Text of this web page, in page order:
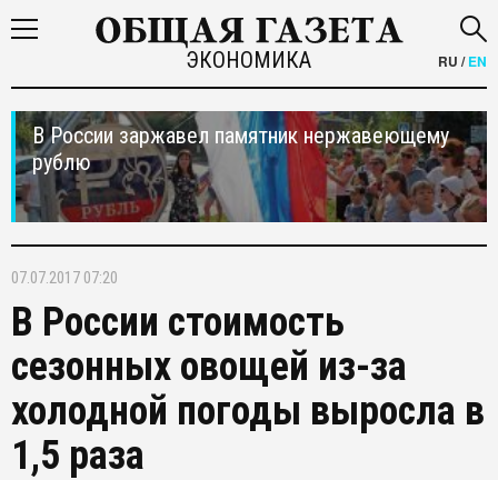
ЭКОНОМИКА RU /EN
В России заржавел памятник нержавеющему
рублю
07.07.2017 07:20
В России стоимость
сезонных овощей из-за
холодной погоды выросла в
1,5 раза